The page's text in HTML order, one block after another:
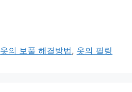
옷의 보풀 해결방법, 옷의 필링